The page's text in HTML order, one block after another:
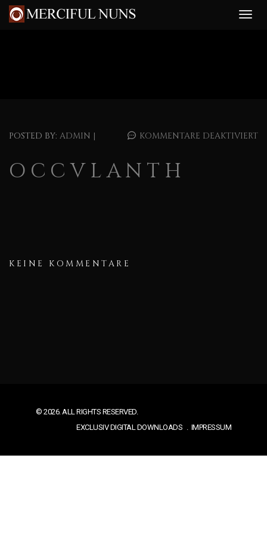
POSTED BY: ADMIN | KOMMENTARE DEAKTIVIERT
OCCVLANTH
KEINE KOMMENTARE
© 2026. ALL RIGHTS RESERVED.
EXCLUSIV DIGITAL DOWNLOADS
IMPRESSUM